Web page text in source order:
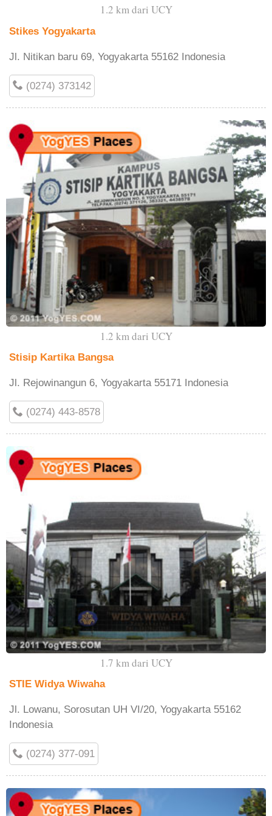
1.2 km dari UCY
Stikes Yogyakarta
Jl. Nitikan baru 69, Yogyakarta 55162 Indonesia
(0274) 373142
1.2 km dari UCY
Stisip Kartika Bangsa
Jl. Rejowinangun 6, Yogyakarta 55171 Indonesia
(0274) 443-8578
1.7 km dari UCY
STIE Widya Wiwaha
Jl. Lowanu, Sorosutan UH VI/20, Yogyakarta 55162
Indonesia
(0274) 377-091